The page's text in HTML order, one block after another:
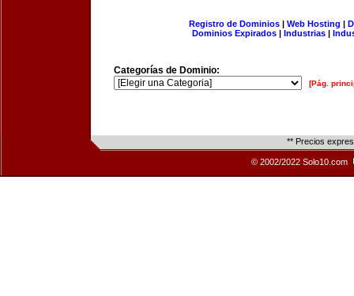
Registro de Dominios| Web Hosting |
Dominios Expirados | Industrias |
Categorías de Dominio:
[Pág.
** Precios
© 2002/2022 Solo10.com